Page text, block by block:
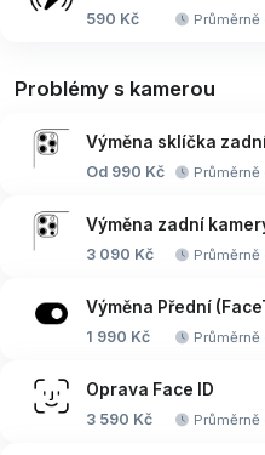
590 Kč
Problémy s kamerou
Výměna sklíčka
Od 990 Kč
Výměna zadní
3 090 Kč
Výměna Přední
1 990 Kč
Oprava Face ID
3 590 Kč